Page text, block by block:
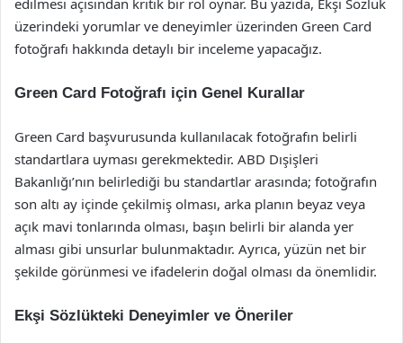
edilmesi açısından kritik bir rol oynar. Bu yazıda, Ekşi Sözlük
üzerindeki yorumlar ve deneyimler üzerinden Green Card
fotoğrafı hakkında detaylı bir inceleme yapacağız.
Green Card Fotoğrafı için Genel Kurallar
Green Card başvurusunda kullanılacak fotoğrafın belirli
standartlara uyması gerekmektedir. ABD Dışişleri
Bakanlığı’nın belirlediği bu standartlar arasında; fotoğrafın
son altı ay içinde çekilmiş olması, arka planın beyaz veya
açık mavi tonlarında olması, başın belirli bir alanda yer
alması gibi unsurlar bulunmaktadır. Ayrıca, yüzün net bir
şekilde görünmesi ve ifadelerin doğal olması da önemlidir.
Ekşi Sözlükteki Deneyimler ve Öneriler